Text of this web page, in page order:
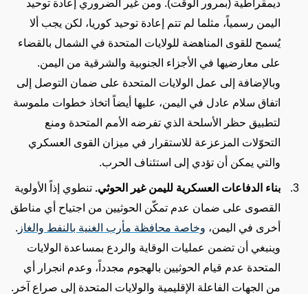
ديمقراطية (بمرور الوقت). ومن غير الضروري إعادة توحيد
اليمن رسمياً، مثلما لم تتم إعادة توحيد كوريا، لكن يجب ألا
يُسمح للقوى المناهضة للولايات المتحدة في الشمال بالقضاء
على معارضيها في الأجزاء الجنوبية والشرقية من اليمن.
وبالإضافة إلى عمل الولايات المتحدة على ضمان التوصل إلى
اتفاق سلام عادل في اليمن، عليها أيضاً اتخاذ خطوات ملموسة
لتطبيق حظر الأسلحة الذي تفرضه الأمم المتحدة ومنع
التحوّلات المزعزعة للاستقرار في ميزان القوى العسكري
والتي يمكن أن تؤدي إلى استئناف الحرب.
بناء الدفاعات العسكرية لليمن غير الحوثي. تنطوي إذاً الأولوية
القصوى على ضمان عدم تمكّن الحوثيين من اجتياح أي مناطق
أخرى في اليمن، وخاصة محافظة مأرب الغنية بالنفط والغاز .
وينبغي أن تضمن عمليات الوقاية والردع بمساعدة الولايات
المتحدة عدم قيام الحوثيين بالهجوم مجدداً، وعدم انجرار
أي
من الجهات الفاعلة الإقليمية والولايات المتحدة إلى صراع آخر .